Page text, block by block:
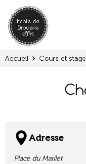
Accueil Cours et
Adresse
Place du Maillet
Panneau de gestion des